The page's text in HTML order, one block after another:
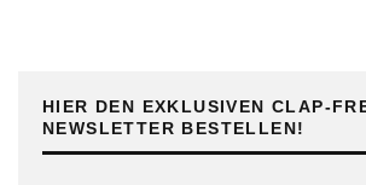
HIER DEN EXKLUSIVEN CLAP-
NEWSLETTER BESTELLEN!